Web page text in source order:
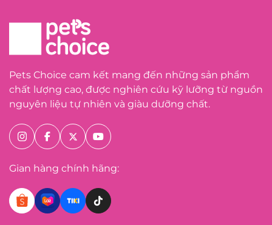
Pets Choice cam kết mang đến những sản phẩm
chất lượng cao, được nghiên cứu kỹ lưỡng từ nguồn
nguyên liệu tự nhiên và giàu dưỡng chất.
Gian hàng chính hãng: